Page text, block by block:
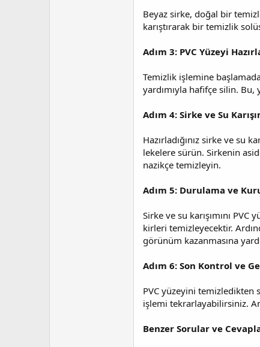
Beyaz sirke, doğal bir
karıştırarak bir temizlik
Adım 3: PVC Yüzeyi
Temizlik işlemine
yardımıyla hafifçe silin. Bu,
Adım 4: Sirke ve Su
Hazırladığınız sirke ve su
lekelere sürün. Sirkenin
nazikçe temizleyin.
Adım 5: Durulama ve
Sirke ve su karışımını
kirleri temizleyecektir.
görünüm kazanmasına
Adım 6: Son Kontrol ve
PVC yüzeyini temizledikten
işlemi tekrarlayabilirsiniz.
Benzer Sorular ve